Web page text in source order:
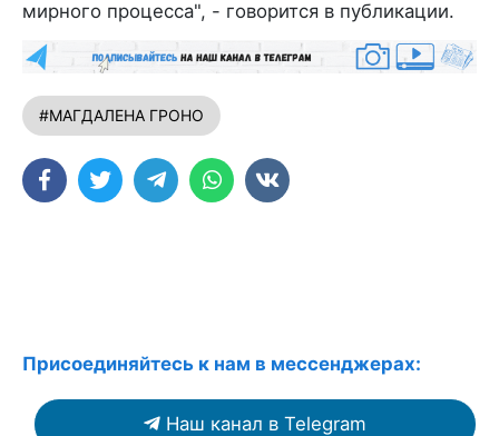
мирного процесса", - говорится в публикации.
#МАГДАЛЕНА ГРОНО
Присоединяйтесь к нам в мессенджерах:
Наш канал в Telegram